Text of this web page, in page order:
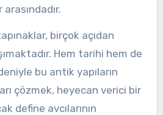
arasındadır.
birçok açıdan
Hem tarihi hem de
bu antik yapıların
çözmek, heyecan verici bir
define avcılarının